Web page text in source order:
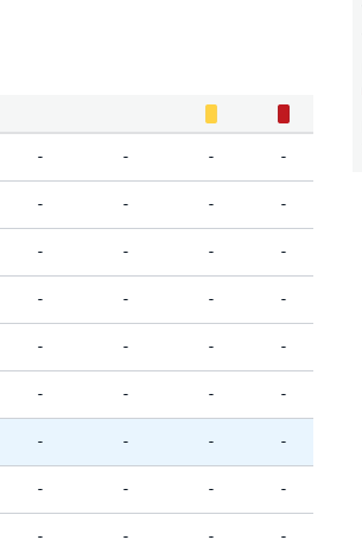
- - - -
- - - -
- - - -
- - - -
- - - -
- - - -
- - - -
- - - -
- - - -